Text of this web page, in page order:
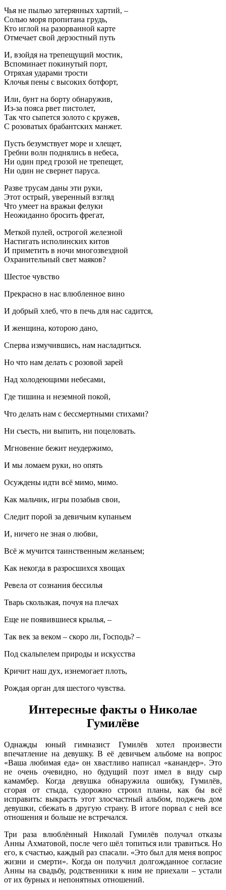
Чья не пылью затерянных хартий, –
Солью моря пропитана грудь,
Кто иглой на разорванной карте
Отмечает свой дерзостный путь
И, взойдя на трепещущий мостик,
Вспоминает покинутый порт,
Отряхая ударами трости
Клочья пены с высоких ботфорт,
Или, бунт на борту обнаружив,
Из-за пояса рвет пистолет,
Так что сыпется золото с кружев,
С розоватых брабантских манжет.
Пусть безумствует море и хлещет,
Гребни волн поднялись в небеса,
Ни один пред грозой не трепещет,
Ни один не свернет паруса.
Разве трусам даны эти руки,
Этот острый, уверенный взгляд
Что умеет на вражьи фелуки
Неожиданно бросить фрегат,
Меткой пулей, острогой железной
Настигать исполинских китов
И приметить в ночи многозвездной
Охранительный свет маяков?
Шестое чувство
Прекрасно в нас влюбленное вино
И добрый хлеб, что в печь для нас садится,
И женщина, которою дано,
Сперва измучившись, нам насладиться.
Но что нам делать с розовой зарей
Над холодеющими небесами,
Где тишина и неземной покой,
Что делать нам с бессмертными стихами?
Ни съесть, ни выпить, ни поцеловать.
Мгновение бежит неудержимо,
И мы ломаем руки, но опять
Осуждены идти всё мимо, мимо.
Как мальчик, игры позабыв свои,
Следит порой за девичьим купаньем
И, ничего не зная о любви,
Всё ж мучится таинственным желаньем;
Как некогда в разросшихся хвощах
Ревела от сознания бессилья
Тварь скользкая, почуя на плечах
Еще не появившиеся крылья, –
Так век за веком – скоро ли, Господь? –
Под скальпелем природы и искусства
Кричит наш дух, изнемогает плоть,
Рождая орган для шестого чувства.
Интересные факты о Николае
Гумилёве
Однажды юный гимназист Гумилёв хотел произвести
впечатление на девушку. В её девичьем альбоме на вопрос
«Ваша любимая еда» он хвастливо написал «канандер». Это
не очень очевидно, но будущий поэт имел в виду сыр
камамбер. Когда девушка обнаружила ошибку, Гумилёв,
сгорая от стыда, судорожно строил планы, как бы всё
исправить: выкрасть этот злосчастный альбом, поджечь дом
девушки, сбежать в другую страну. В итоге порвал с ней все
отношения и больше не встречался.
Три раза влюблённый Николай Гумилёв получал отказы
Анны Ахматовой, после чего шёл топиться или травиться. Но
его, к счастью, каждый раз спасали. «Это был для меня вопрос
жизни и смерти». Когда он получил долгожданное согласие
Анны на свадьбу, родственники к ним не приехали – устали
от их бурных и непонятных отношений.